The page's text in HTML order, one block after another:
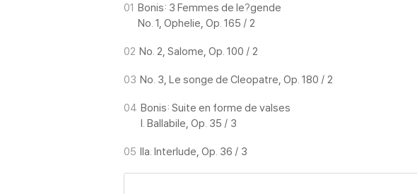
01 Bonis: 3 Femmes de le?gende
No. 1, Ophelie, Op. 165 / 2
02 No. 2, Salome, Op. 100 / 2
03 No. 3, Le songe de Cleopatre, Op. 180 / 2
04 Bonis: Suite en forme de valses
I. Ballabile, Op. 35 / 3
05 IIa. Interlude, Op. 36 / 3